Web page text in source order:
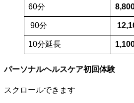
60分
90分
10分延長
パーソナルヘルスケア初回体験
スクロールできます